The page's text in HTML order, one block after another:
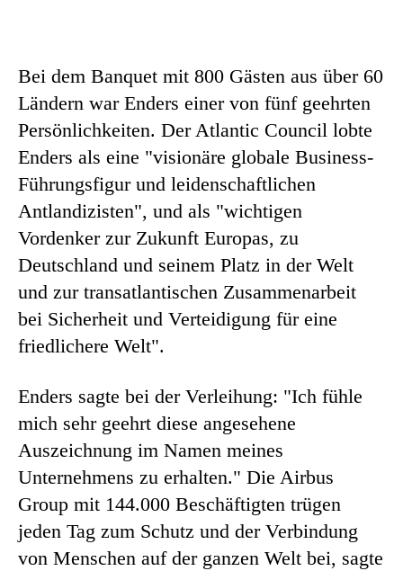
Bei dem Banquet mit 800 Gästen aus über 60
Ländern war Enders einer von fünf geehrten
Persönlichkeiten. Der Atlantic Council lobte
Enders als eine "visionäre globale Business-
Führungsfigur und leidenschaftlichen
Antlandizisten", und als "wichtigen
Vordenker zur Zukunft Europas, zu
Deutschland und seinem Platz in der Welt
und zur transatlantischen Zusammenarbeit
bei Sicherheit und Verteidigung für eine
friedlichere Welt".
Enders sagte bei der Verleihung: "Ich fühle
mich sehr geehrt diese angesehene
Auszeichnung im Namen meines
Unternehmens zu erhalten." Die Airbus
Group mit 144.000 Beschäftigten trügen
jeden Tag zum Schutz und der Verbindung
von Menschen auf der ganzen Welt bei, sagte